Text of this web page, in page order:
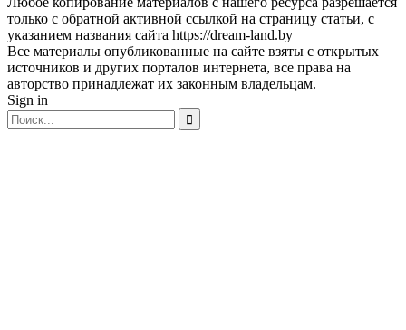
только с обратной активной ссылкой на страницу статьи, с
указанием названия сайта https://dream-land.by
Все материалы опубликованные на сайте взяты с открытых
источников и других порталов интернета, все права на
авторство принадлежат их законным владельцам.
Sign in